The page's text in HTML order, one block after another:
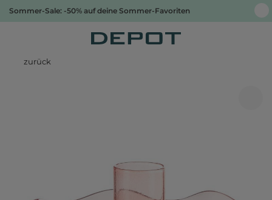
Sommer-Sale: -50% auf deine Sommer-Favoriten
zurück